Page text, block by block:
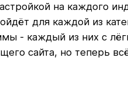
на каждого
для каждой из
- каждый из них с
сайта, но теперь всё